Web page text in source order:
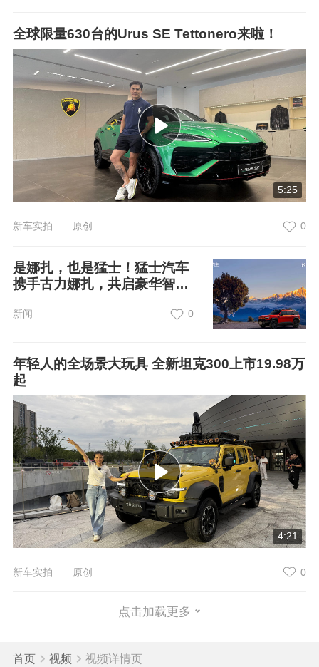
全球限量630台的Urus SE Tettonero来啦！
5:25
新车实拍 原创 0
是娜扎，也是猛士！猛士汽车
携手古力娜扎，共启豪华智能
新闻 0
年轻人的全场景大玩具 全新坦克300上市19.98万
起
4:21
新车实拍 原创 0
点击加载更多
首页 视频 视频详情页